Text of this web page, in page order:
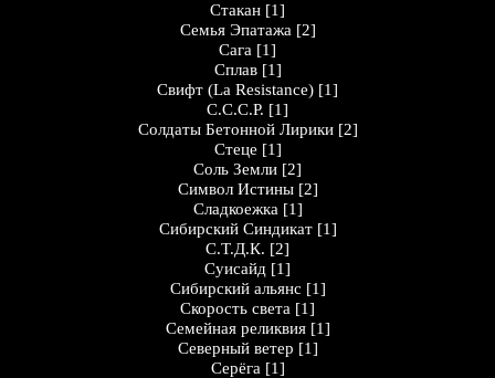
Стакан [1]
Семья Эпатажа [2]
Сага [1]
Сплав [1]
Свифт (La Resistance) [1]
С.С.С.Р. [1]
Солдаты Бетонной Лирики [2]
Стеце [1]
Соль Земли [2]
Символ Истины [2]
Сладкоежка [1]
Сибирский Синдикат [1]
С.Т.Д.К. [2]
Суисайд [1]
Сибирский альянс [1]
Скорость света [1]
Семейная реликвия [1]
Северный ветер [1]
Серёга [1]